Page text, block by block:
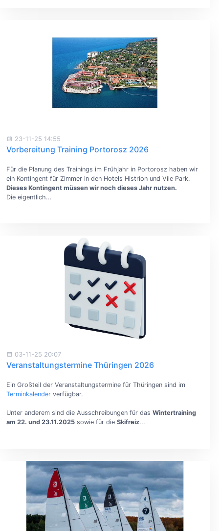
23-11-25 14:55
Vorbereitung Training Portorosz 2026
Für die Planung des Trainings im Frühjahr in Portorosz haben wir
ein Kontingent für Zimmer in den Hotels Histrion und Vile Park.
Dieses Kontingent müssen wir noch dieses Jahr nutzen.
Die eigentlich...
03-11-25 20:07
Veranstaltungstermine Thüringen 2026
Ein Großteil der Veranstaltungstermine für Thüringen sind im
Terminkalenderverfügbar.
Unter anderem sind die Ausschreibungen für das Wintertraining
am 22. und 23.11.2025sowie für die Skifreiz...